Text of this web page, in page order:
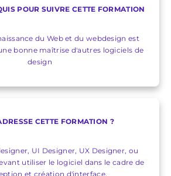
POUR SUIVRE CETTE FORMATION
du Web et du webdesign est
bonne maîtrise d'autres logiciels de
design
CETTE FORMATION ?
UI Designer, UX Designer, ou
utiliser le logiciel dans le cadre de
et création d'interface.